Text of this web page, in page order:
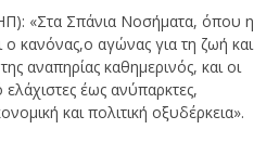
«Στα Σπάνια Νοσήματα, όπου η
ο κανόνας,ο αγώνας για τη ζωή και
αναπηρίας καθημερινός, και οι
έως ανύπαρκτες,
και πολιτική οξυδέρκεια».